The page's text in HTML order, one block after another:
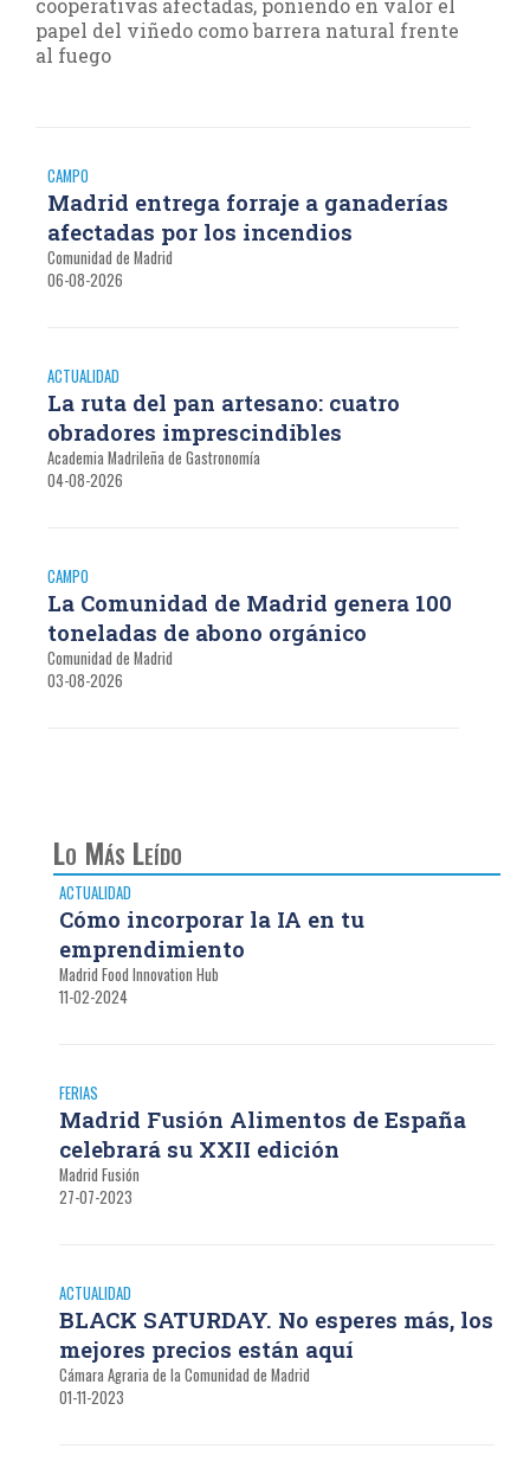
cooperativas afectadas, poniendo en valor el
papel del viñedo como barrera natural frente
al fuego
CAMPO
Madrid entrega forraje a ganaderías
afectadas por los incendios
Comunidad de Madrid
06-08-2026
ACTUALIDAD
La ruta del pan artesano: cuatro
obradores imprescindibles
Academia Madrileña de Gastronomía
04-08-2026
CAMPO
La Comunidad de Madrid genera 100
toneladas de abono orgánico
Comunidad de Madrid
03-08-2026
Lo Más Leído
ACTUALIDAD
Cómo incorporar la IA en tu
emprendimiento
Madrid Food Innovation Hub
11-02-2024
FERIAS
Madrid Fusión Alimentos de España
celebrará su XXII edición
Madrid Fusión
27-07-2023
ACTUALIDAD
BLACK SATURDAY. No esperes más, los
mejores precios están aquí
Cámara Agraria de la Comunidad de Madrid
01-11-2023